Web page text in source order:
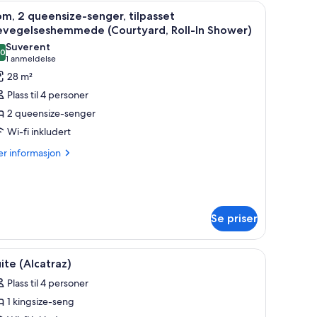
og minibar Sengetøy av topp kvalitet, senger med
6
2 queensize-senger, tilpasset
(Courtyard, Roll-In Shower)
av 10
Suverent
1 anmeldelse
(1
anmeldelse)
28 m²
Plass til 4 personer
2 queensize-senger
Wi-fi inkludert
informasjon
Se priser
av topp kvalitet, senger med overmadrass og minibar
Suite (Alcatraz) | Sengetøy av topp kvalitet,
6 (Alcatraz)
Plass til 4 personer
1 kingsize-seng